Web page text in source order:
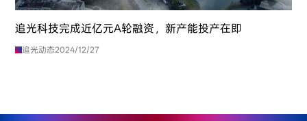
追光科技完成近亿元A轮融资，新产能投产在即
追光动态2024/12/27